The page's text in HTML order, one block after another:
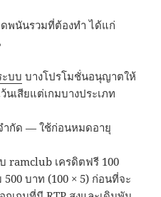
พนันรวมที่ต้องทำ ได้แก่
ะบบ บางโปรโมชั่นอนุญาตให้
เสียแต่เกมบางประเภท
ำกัด — ใช้ก่อนหมดอายุ
ramclub เครดิตฟรี 100
บาท (100 × 5) ก่อนที่จะ